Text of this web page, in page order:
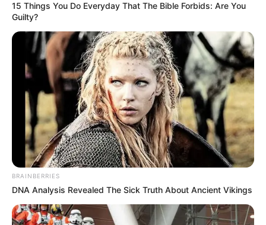
TAGS
ΧΑΛΚΙΔΑ ΝΕΑ
ΤΑΥΤΟΤΗΤΑ ΚΑΙ ΕΠΙΚΟΙΝΩΝΙΑ ΟΡΟΙ ΧΡΗΣΗΣ
15 Things You Do Everyday That The Bible Forbids: Are You
Guilty?
BRAINBERRIES
DNA Analysis Revealed The Sick Truth About Ancient Vikings